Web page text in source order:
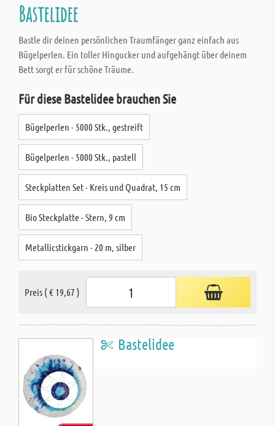
Bastelidee
Bastle dir deinen persönlichen Traumfänger ganz einfach aus
Bügelperlen. Ein toller Hingucker und aufgehängt über deinem
Bett sorgt er für schöne Träume.
Für diese Bastelidee brauchen Sie
Bügelperlen - 5000 Stk., gestreift
Bügelperlen - 5000 Stk., pastell
Steckplatten Set - Kreis und Quadrat, 15 cm
Bio Steckplatte - Stern, 9 cm
Metallicstickgarn - 20 m, silber
Preis ( € 19,67 )
Bastelidee